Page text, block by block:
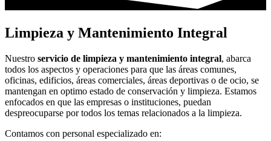
Limpieza y Mantenimiento Integral
Nuestro servicio de limpieza y mantenimiento integral, abarca
todos los aspectos y operaciones para que las áreas comunes,
oficinas, edificios, áreas comerciales, áreas deportivas o de ocio, se
mantengan en optimo estado de conservación y limpieza. Estamos
enfocados en que las empresas o instituciones, puedan
despreocuparse por todos los temas relacionados a la limpieza.
Contamos con personal especializado en: